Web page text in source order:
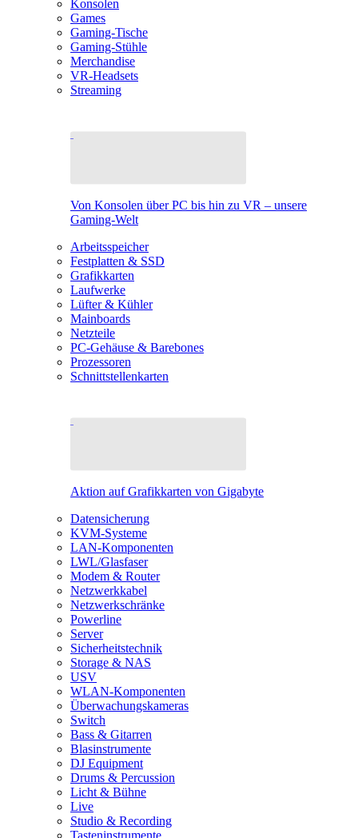
Konsolen
Games
Gaming-Tische
Gaming-Stühle
Merchandise
VR-Headsets
Streaming
Von Konsolen über PC bis hin zu VR – unsere
Gaming-Welt
Arbeitsspeicher
Festplatten & SSD
Grafikkarten
Laufwerke
Lüfter & Kühler
Mainboards
Netzteile
PC-Gehäuse & Barebones
Prozessoren
Schnittstellenkarten
Aktion auf Grafikkarten von Gigabyte
Datensicherung
KVM-Systeme
LAN-Komponenten
LWL/Glasfaser
Modem & Router
Netzwerkkabel
Netzwerkschränke
Powerline
Server
Sicherheitstechnik
Storage & NAS
USV
WLAN-Komponenten
Überwachungskameras
Switch
Bass & Gitarren
Blasinstrumente
DJ Equipment
Drums & Percussion
Licht & Bühne
Live
Studio & Recording
Tasteninstrumente